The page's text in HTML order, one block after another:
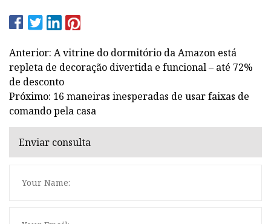
Anterior: A vitrine do dormitório da Amazon está
repleta de decoração divertida e funcional – até 72%
de desconto
Próximo: 16 maneiras inesperadas de usar faixas de
comando pela casa
Enviar consulta